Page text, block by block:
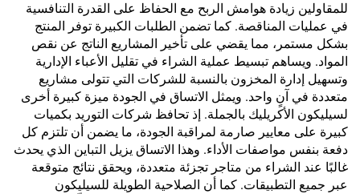
للمقاولين زيادة هوامش الربح مع الحفاظ على القدرة التنافسية
في عمليات المناقصة. كما تضمن الطلبات الكبيرة توفر المنتج
بشكل مستمر، مما يقضي على تأخير المشاريع الناتج عن نقص
المواد. ويساهم تبسيط عملية الشراء في تقليل الأعباء الإدارية
وتسهيل إدارة المخزون بالنسبة للشركات التي تتولى مشاريع
متعددة في آنٍ واحد. ويمثل الاتساق في الجودة ميزة كبيرة أخرى
لسيليكون الأكريليك بالجملة. إذ تحافظ شركات التوريد بكميات
كبيرة على معايير صارمة لمراقبة الجودة، ما يضمن أن تلتزم كل
دفعة بنفس مواصفات الأداء. وهذا الاتساق يزيل التباين الذي يحدث
غالبًا عند الشراء من متاجر تجزئة متعددة، ويحقق نتائج متوقعة
عبر جميع التطبيقات. كما أن الصلاحية الطويلة للسيليكون